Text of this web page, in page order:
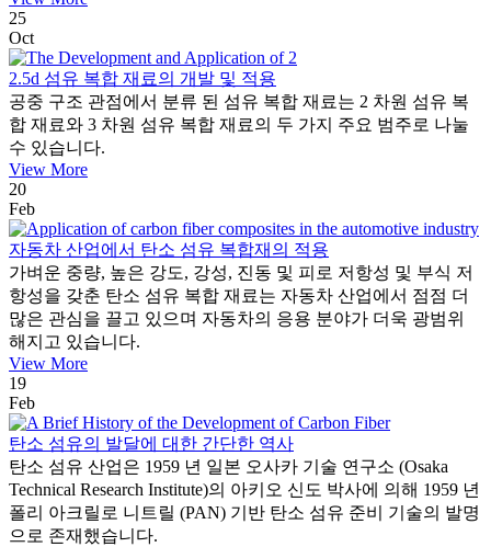
25
Oct
2.5d 섬유 복합 재료의 개발 및 적용
공중 구조 관점에서 분류 된 섬유 복합 재료는 2 차원 섬유 복
합 재료와 3 차원 섬유 복합 재료의 두 가지 주요 범주로 나눌
수 있습니다.
View More
20
Feb
자동차 산업에서 탄소 섬유 복합재의 적용
가벼운 중량, 높은 강도, 강성, 진동 및 피로 저항성 및 부식 저
항성을 갖춘 탄소 섬유 복합 재료는 자동차 산업에서 점점 더
많은 관심을 끌고 있으며 자동차의 응용 분야가 더욱 광범위
해지고 있습니다.
View More
19
Feb
탄소 섬유의 발달에 대한 간단한 역사
탄소 섬유 산업은 1959 년 일본 오사카 기술 연구소 (Osaka
Technical Research Institute)의 아키오 신도 박사에 의해 1959 년
폴리 아크릴로 니트릴 (PAN) 기반 탄소 섬유 준비 기술의 발명
으로 존재했습니다.